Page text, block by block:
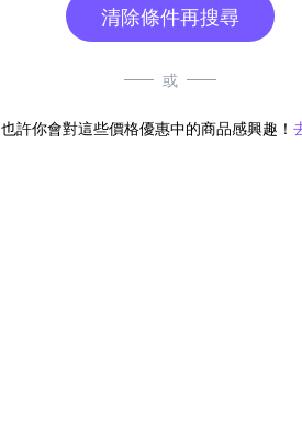
清除條件再搜尋
或
也許你會對這些價格優惠中的商品感興趣！